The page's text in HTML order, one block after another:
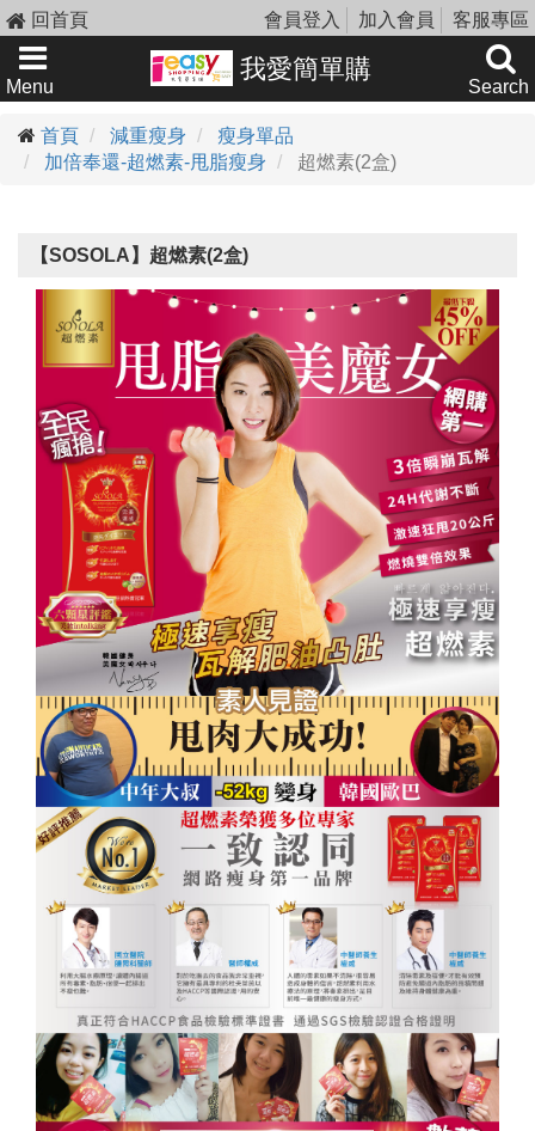
回首頁 會員登入 加入會員 客服專區
Menu
我愛簡單購
Search
首頁 減重瘦身
瘦身單品
加倍奉還-超燃素-甩脂瘦身
超燃素(2盒)
【SOSOLA】超燃素(2盒)